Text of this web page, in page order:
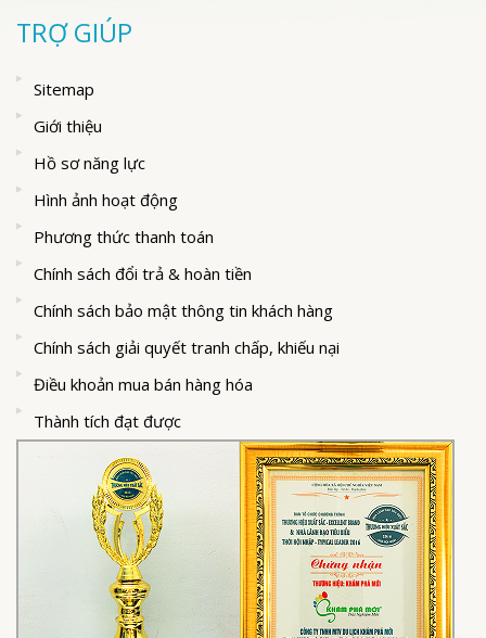
TRỢ GIÚP
Sitemap
Giới thiệu
Hồ sơ năng lực
Hình ảnh hoạt động
Phương thức thanh toán
Chính sách đổi trả & hoàn tiền
Chính sách bảo mật thông tin khách hàng
Chính sách giải quyết tranh chấp, khiếu nại
Điều khoản mua bán hàng hóa
Thành tích đạt được